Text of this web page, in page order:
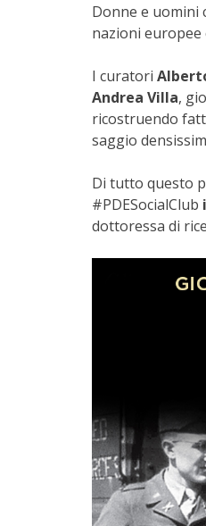
Donne e uomini
nazioni europee
I curatori
Andrea Villa,
ricostruendo
saggio
Di tutto questo
#PDESocialClub
dottoressa di